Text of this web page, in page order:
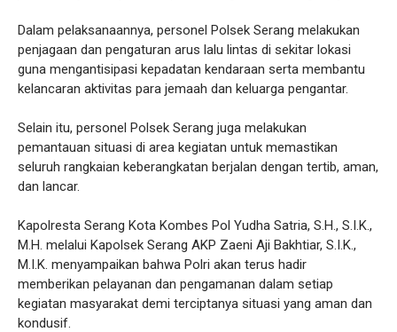
Dalam pelaksanaannya, personel Polsek Serang melakukan
penjagaan dan pengaturan arus lalu lintas di sekitar lokasi
guna mengantisipasi kepadatan kendaraan serta membantu
kelancaran aktivitas para jemaah dan keluarga pengantar.
Selain itu, personel Polsek Serang juga melakukan
pemantauan situasi di area kegiatan untuk memastikan
seluruh rangkaian keberangkatan berjalan dengan tertib, aman,
dan lancar.
Kapolresta Serang Kota Kombes Pol Yudha Satria, S.H., S.I.K.,
M.H. melalui Kapolsek Serang AKP Zaeni Aji Bakhtiar, S.I.K.,
M.I.K. menyampaikan bahwa Polri akan terus hadir
memberikan pelayanan dan pengamanan dalam setiap
kegiatan masyarakat demi terciptanya situasi yang aman dan
kondusif.